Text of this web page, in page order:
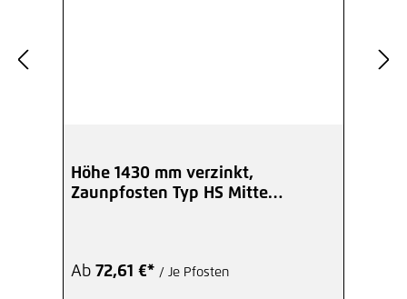
Höhe 1430 mm verzinkt,
Zaunpfosten Typ HS Mitte
Ab 72,61 €* / Je Pfosten